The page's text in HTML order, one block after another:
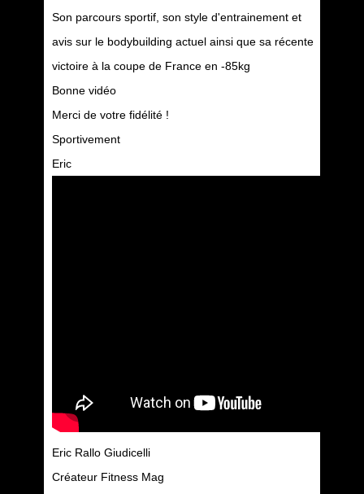
Son parcours sportif, son style d'entrainement et
avis sur le bodybuilding actuel ainsi que sa récente
victoire à la coupe de France en -85kg
Bonne vidéo
Merci de votre fidélité !
Sportivement
Eric
Eric Rallo Giudicelli
Créateur Fitness Mag